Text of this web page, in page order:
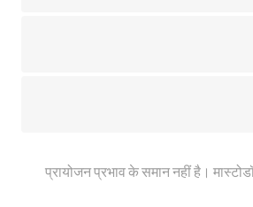
प्रायोजन प्रभाव के समान नहीं है।